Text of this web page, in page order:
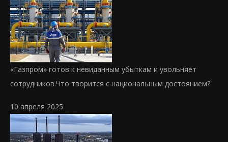
«Газпром» готов к невиданным убыткам и увольняет
сотрудников.Что творится с национальным достоянием?
10 апреля 2025